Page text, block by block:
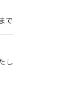
で
し